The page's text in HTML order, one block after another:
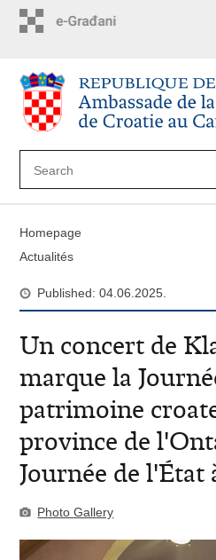
Homepage
Actualités
Published: 04.06.2025.
Un concert de
marque la
patrimoine
province de
Journée de l'État
Photo Gallery